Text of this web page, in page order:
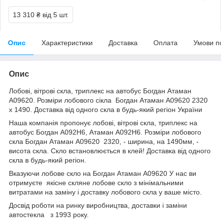
13 310 ₴ від 5 шт.
Опис Характеристики Доставка Оплата Умови
Опис
Лобові, вітрові скла, триплекс на автобус Богдан Атаман
А09620. Розміри лобового сікла Богдан Атаман А09620 2320
x 1490. Доставка від одного скла в будь-який регіон України
Наша компанія пропонує лобові, вітрові скла, триплекс на
автобус Богдан А092Н6, Атаман А092Н6. Розміри лобового
скла Богдан Атаман А09620 2320, - ширина, на 1490мм, -
висота скла. Скло встановлюється в клей! Доставка від одного
скла в будь-який регіон.
Вказуючи лобове скло на Богдан Атаман А09620 У нас ви
отримуєте якісне скляне лобове скло з мінімальними
витратами на заміну і доставку лобового скла у ваше місто.
Досвід роботи на ринку виробництва, доставки і заміни
автостекла з 1993 року.